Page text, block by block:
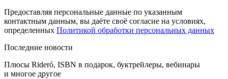
Предоставляя персональные данные по указанным
контактным данным, вы даёте своё согласие на условиях,
определенных Политикой обработки персональных данных
Последние новости
Плюсы Rideró, ISBN в подарок, буктрейлеры, вебинары
и многое другое